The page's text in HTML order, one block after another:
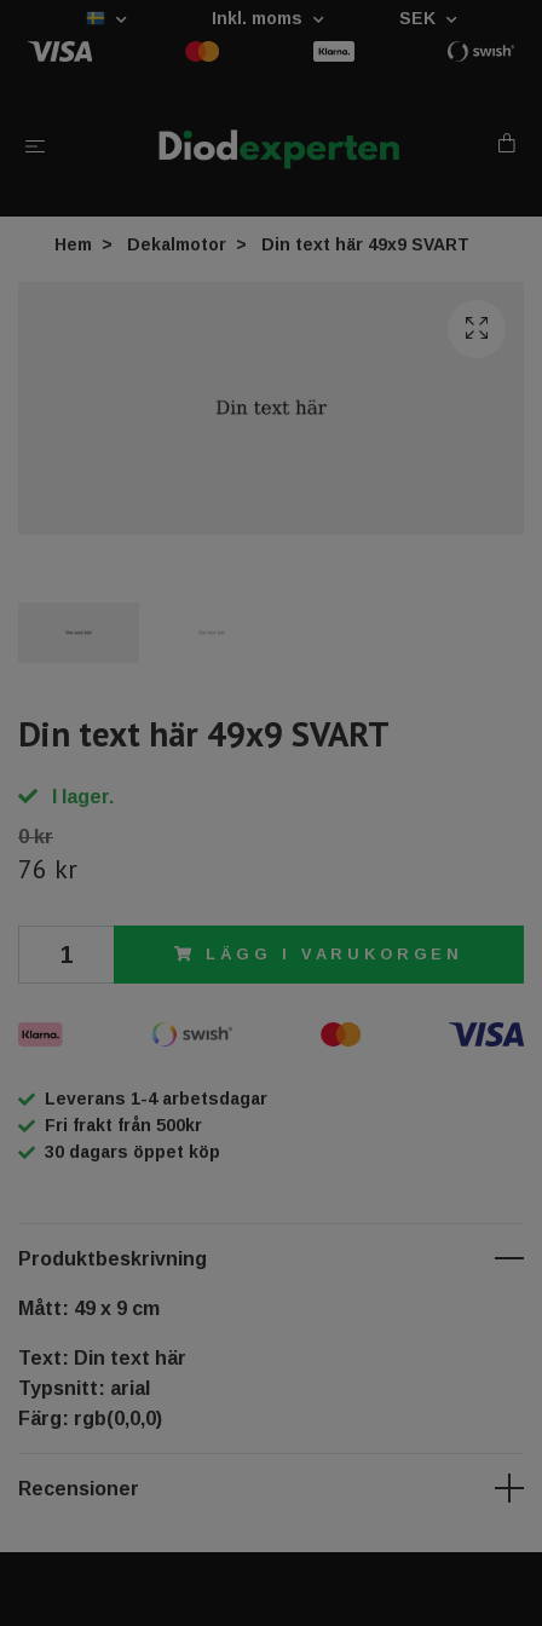
Inkl. moms SEK
Hem Dekalmotor Din text här 49x9 SVART
Din text här 49x9 SVART
I lager.
0 kr
76 kr
LÄGG I VARUKORGEN
Leverans 1-4 arbetsdagar
Fri frakt från 500kr
30 dagars öppet köp
Produktbeskrivning
Mått: 49 x 9 cm
Text: Din text här
Typsnitt: arial
Färg: rgb(0,0,0)
Recensioner